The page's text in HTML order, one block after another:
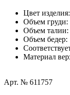
Цвет
Объем груди:
Объем талии:
Объем бедер:
Материал
Aрт. № 611757